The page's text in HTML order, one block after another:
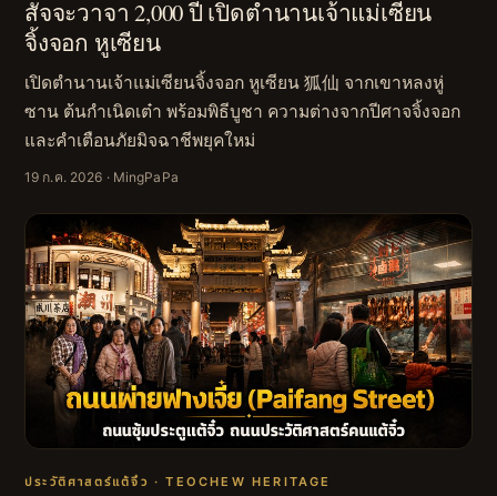
สัจจะวาจา 2,000 ปี เปิดตำนานเจ้าแม่เซียน
จิ้งจอก หูเซียน
เปิดตำนานเจ้าแม่เซียนจิ้งจอก หูเซียน 狐仙 จากเขาหลงหู่
ซาน ต้นกำเนิดเต๋า พร้อมพิธีบูชา ความต่างจากปีศาจจิ้งจอก
และคำเตือนภัยมิจฉาชีพยุคใหม่
19 ก.ค. 2026 · MingPaPa
ประวัติศาสตร์แต้จิ๋ว · TEOCHEW HERITAGE